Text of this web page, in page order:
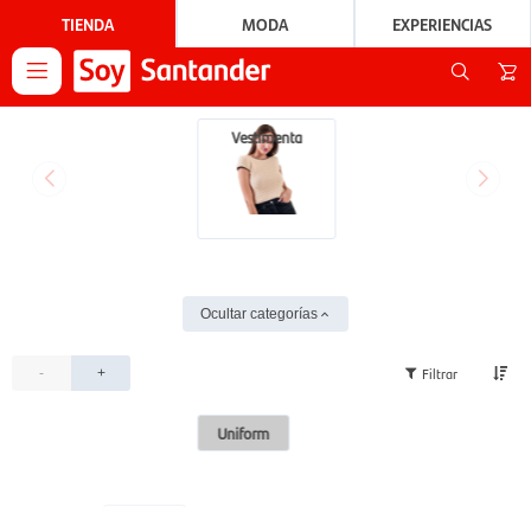
TIENDA MODA EXPERIENCIAS

Vestimenta
Ocultar categorías
- +
Uniform